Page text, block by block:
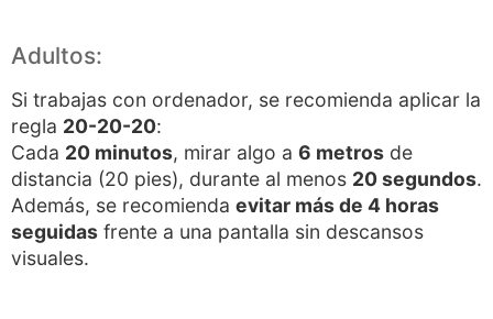
Adultos:
Si trabajas con ordenador, se recomienda aplicar la
regla 20-20-20:
Cada 20 minutos, mirar algo a 6 metros de
distancia (20 pies), durante al menos 20 segundos.
Además, se recomienda evitar más de 4 horas
seguidas frente a una pantalla sin descansos
visuales.